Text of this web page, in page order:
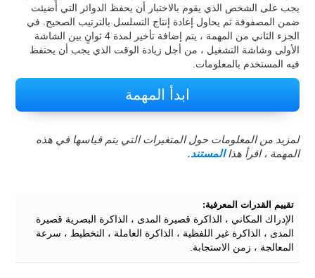
يجب على الشخص الذي يقوم بالاختبار أن يحفظ الدوائر التي أُضيئت
ضمن المصفوفة ثم يحاول إعادة إنتاج التسلسل بالترتيب الصحيح. في
الجزء الثاني من المهمة ، يتم إضافة تأخير لمدة 4 ثوانٍ بين الشاشة
الأولى وشاشة التشغيل ، من أجل زيادة الوقت الذي يجب أن يحتفظ
فيه المستخدم بالمعلومات.
ابدأ المهمة
لمزيد من المعلومات حول المتغيرات التي يتم قياسها في هذه
المهمة ، اقرأ هذاالمستند.
تقييم القدرات المعرفية:
الإدراك المكاني ، الذاكرة قصيرة المدى ، الذاكرة البصرية قصيرة
المدى ، الذاكرة غير اللفظية ، الذاكرة العاملة ، التخطيط ، سرعة
المعالجة ، زمن الاستجابة.